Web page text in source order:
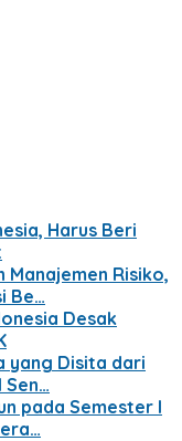
Harus Beri
Manajemen Risiko,
Be…
Desak
yang Disita dari
Sen…
pada Semester I